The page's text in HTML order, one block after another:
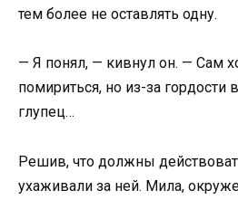
тем более не оставлять одну.
— Я понял, — кивнул он. — Сам
помириться, но из-за гордости
глупец…
Решив, что должны
ухаживали за ней. Мила,